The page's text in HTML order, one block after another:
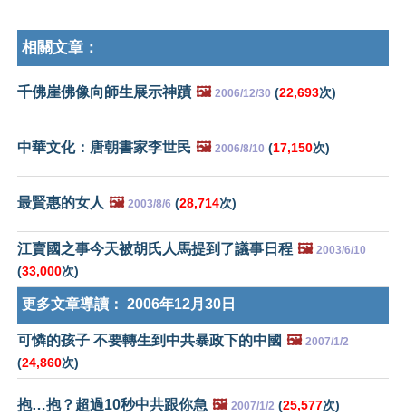
相關文章：
千佛崖佛像向師生展示神蹟 🖼️ 2006/12/30 (22,693次)
中華文化：唐朝書家李世民 🖼️ 2006/8/10 (17,150次)
最賢惠的女人 🖼️ 2003/8/6 (28,714次)
江賣國之事今天被胡氏人馬提到了議事日程 🖼️ 2003/6/10
(33,000次)
更多文章導讀： 2006年12月30日
可憐的孩子 不要轉生到中共暴政下的中國 🖼️ 2007/1/2
(24,860次)
抱…抱？超過10秒中共跟你急 🖼️ 2007/1/2 (25,577次)